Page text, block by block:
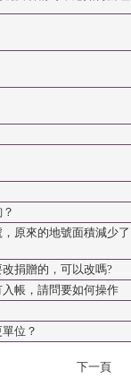
原來的地號面積減少
捐贈的，可以改嗎?
帳，請問要如何操作
位？
下一頁